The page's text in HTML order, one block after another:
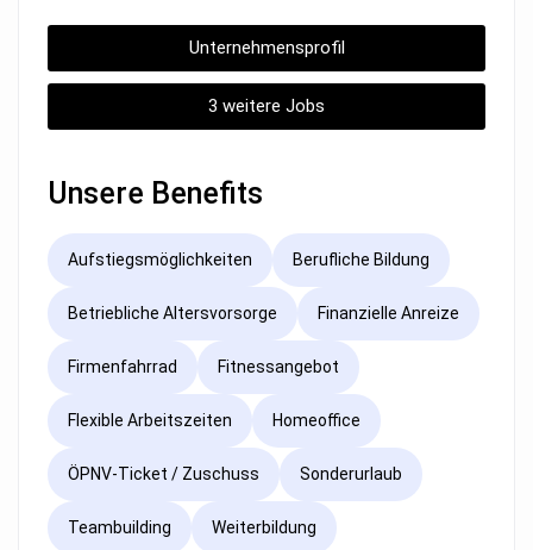
Unternehmensprofil
3 weitere Jobs
Unsere Benefits
Aufstiegsmöglichkeiten Berufliche Bildung
Betriebliche Altersvorsorge Finanzielle Anreize
Firmenfahrrad Fitnessangebot
Flexible Arbeitszeiten Homeoffice
ÖPNV-Ticket / Zuschuss Sonderurlaub
Teambuilding Weiterbildung